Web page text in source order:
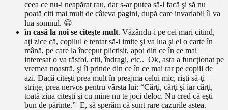
ceea ce nu-i neapărat rau, dar s-ar putea să-l facă şi să nu
poată citi mai mult de câteva pagini, după care invariabil îl va
lua somnul. 😀
în casă la noi se citeşte mult. Văzându-i pe cei mari citind,
aţi zice că, copilul e tentat să-i imite şi va lua şi el o carte în
mână, pe care la început plictisit, apoi din ce în ce mai
interesat o va răsfoi, citi, îndragi, etc.. Ok, asta a funcţionat pe
vremea noastră, şi îi prinde din ce în ce mai rar pe copiii de
azi. Dacă citeşti prea mult în preajma celui mic, rişti să-ţi
strige, prea nervos pentru vârsta lui: “Cărţi, cărţi şi iar cărţi,
toată ziua citeşti şi cu mine nu te joci deloc. Nu cred că eşti
bun de părinte.” E, să sperăm că sunt rare cazurile astea.